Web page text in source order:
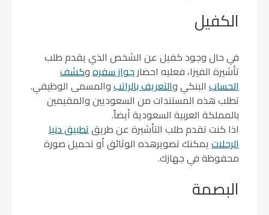
الكفيل
في حال وجود كفيل عن الشخص الذي يقدم طلب
تأشيرة الفيزا، فعليه احضارجواز سفرهوكشف
الحساب البنكي والتعريف بالراتبوالمسمى الوظيفي.
تطلب هذه المستندات من السعوديين والمقيمين
بالمملكة العربية السعودية أيضاً.
اذا كنت تقدم طلب التأشيرة عن طريقتطبيق دنيا
الرحلات يمكنك تصويرهذه الوثائق أو تحميل صورة
محفوظة في جهازك.
البصمة